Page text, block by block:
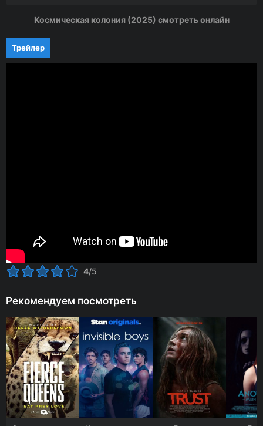
Космическая колония (2025) смотреть онлайн
Трейлер
4/5
Рекомендуем посмотреть